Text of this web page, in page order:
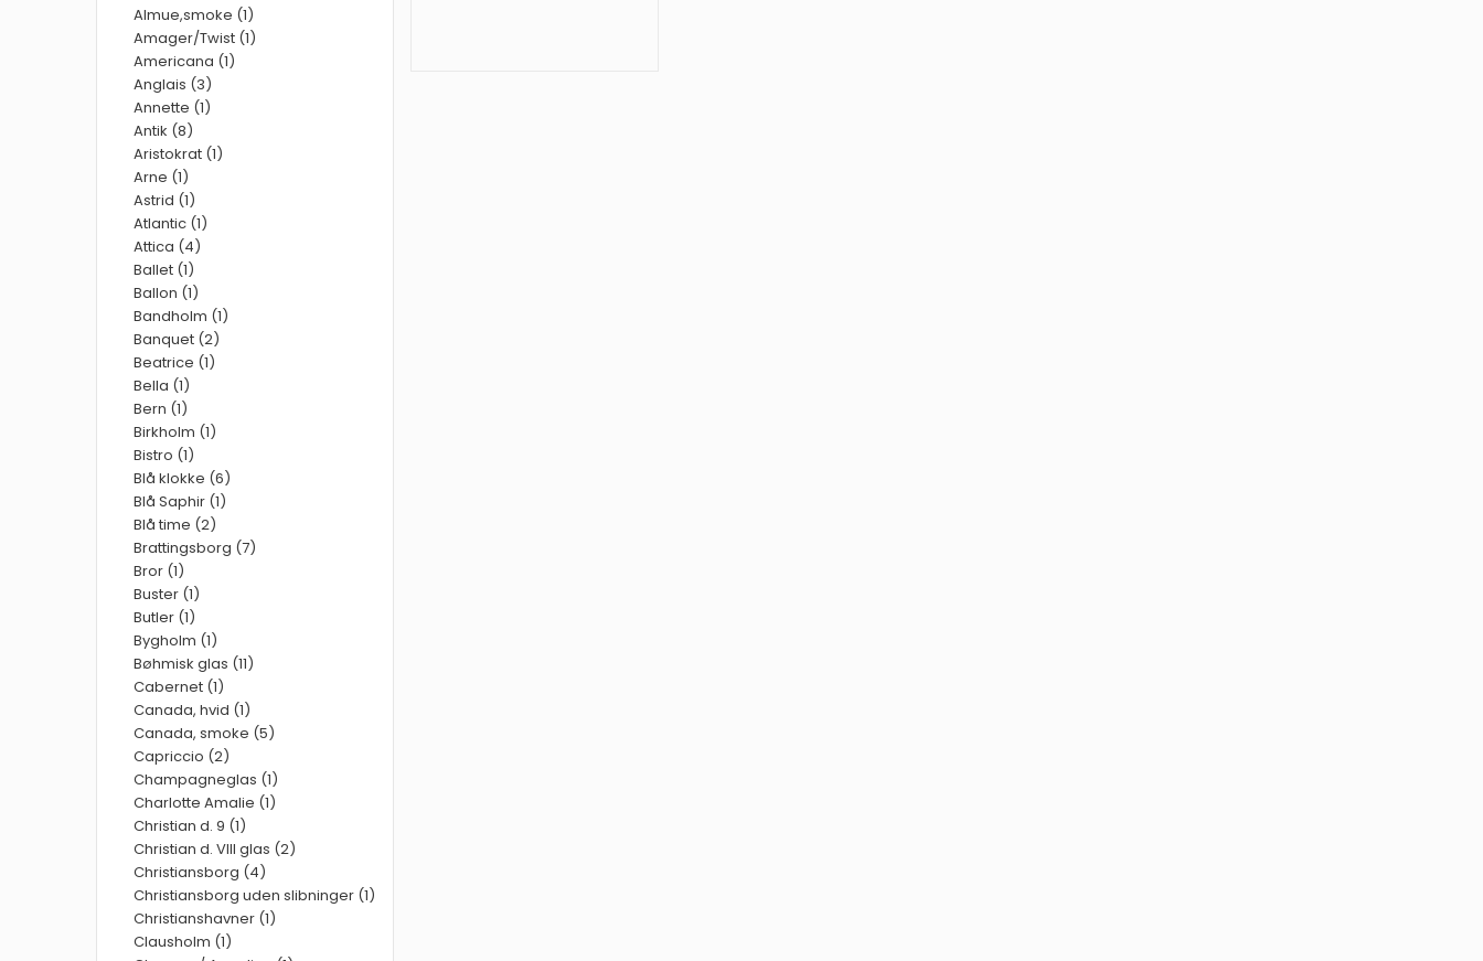
Almue,smoke (1)
Amager/Twist (1)
Americana (1)
Anglais (3)
Annette (1)
Antik (8)
Aristokrat (1)
Arne (1)
Astrid (1)
Atlantic (1)
Attica (4)
Ballet (1)
Ballon (1)
Bandholm (1)
Banquet (2)
Beatrice (1)
Bella (1)
Bern (1)
Birkholm (1)
Bistro (1)
Blå klokke (6)
Blå Saphir (1)
Blå time (2)
Brattingsborg (7)
Bror (1)
Buster (1)
Butler (1)
Bygholm (1)
Bøhmisk glas (11)
Cabernet (1)
Canada, hvid (1)
Canada, smoke (5)
Capriccio (2)
Champagneglas (1)
Charlotte Amalie (1)
Christian d. 9 (1)
Christian d. VIII glas (2)
Christiansborg (4)
Christiansborg uden slibninger (1)
Christianshavner (1)
Clausholm (1)